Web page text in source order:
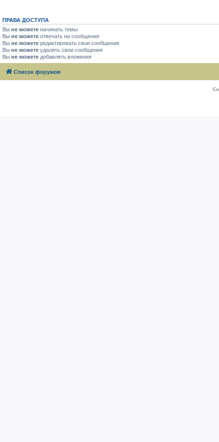
ПРАВА ДОСТУПА
Вы не можете начинать темы
Вы не можете отвечать на сообщения
Вы не можете редактировать свои сообщения
Вы не можете удалять свои сообщения
Вы не можете добавлять вложения
Список форумов